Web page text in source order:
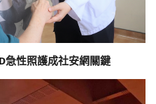
性照護成社安網關鍵